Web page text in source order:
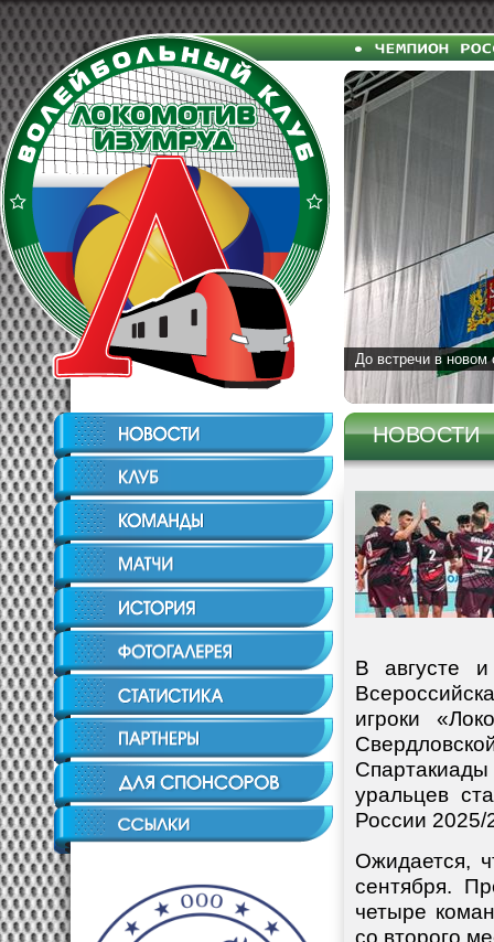
До встречи в новом
НОВОСТИ
В августе и
игроки
уральцев
России 2025/
Ожидается,
сентября.
четыре
со второго